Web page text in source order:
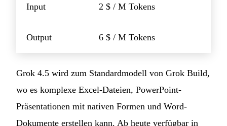
Input 2 $ / M Tokens
Output 6 $ / M Tokens
Grok 4.5 wird zum Standardmodell von Grok Build,
wo es komplexe Excel-Dateien, PowerPoint-
Präsentationen mit nativen Formen und Word-
Dokumente erstellen kann. Ab heute verfügbar in